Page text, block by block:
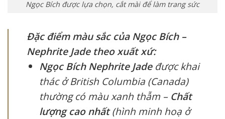
Ngọc Bích được lựa chọn, cắt mài để làm trang sức
Đặc điểm màu sắc của Ngọc Bích –
Nephrite Jade theo xuất xứ:
Ngọc Bích Nephrite Jadeđược khai
thác ở British Columbia (Canada)
thường có màu xanh thẫm – Chất
lượng cao nhất(hình minh hoạ ở